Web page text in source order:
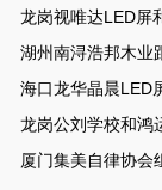
龙岗视唯达LED屏
湖州南浔浩邦木业
海口龙华晶晨LED
龙岗公刘学校和鸿
厦门集美自律协会